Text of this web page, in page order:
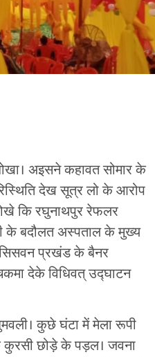
अइसने कहावत सोमार के
देख सूत्र लो के आरोप
कि रघुनाथपुर रेफलर
के बदौलत अस्पताल के मुख्य
सिसवन प्रखंड के बैनर
देके विधिवत् उद्घाटन
कुछे घंटा में मेला रूपी
छोड़े के पड़ल। जवना